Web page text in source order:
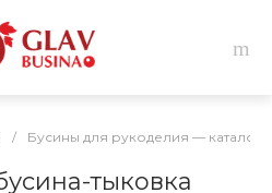
/ Бусины для рукоделия — каталог
тыковка